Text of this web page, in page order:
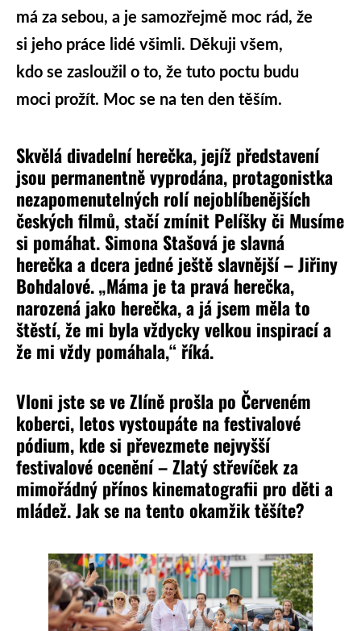
má za sebou, a je samozřejmě moc rád, že
si jeho práce lidé všimli. Děkuji všem,
kdo se zasloužil o to, že tuto poctu budu
moci prožít. Moc se na ten den těším.
Skvělá divadelní herečka, jejíž představení
jsou permanentně vyprodána, protagonistka
nezapomenutelných rolí nejoblíbenějších
českých filmů, stačí zmínit Pelíšky či Musíme
si pomáhat. Simona Stašová je slavná
herečka a dcera jedné ještě slavnější – Jiřiny
Bohdalové. „Máma je ta pravá herečka,
narozená jako herečka, a já jsem měla to
štěstí, že mi byla vždycky velkou inspirací a
že mi vždy pomáhala,“ říká.
Vloni jste se ve Zlíně prošla po Červeném
koberci, letos vystoupáte na festivalové
pódium, kde si převezmete nejvyšší
festivalové ocenění – Zlatý střevíček za
mimořádný přínos kinematografii pro děti a
mládež. Jak se na tento okamžik těšíte?